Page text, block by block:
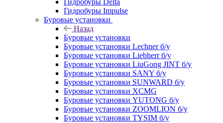
Гидробуры Delta
Гидробуры Impulse
Буровые установки
Назад
Буровые установки
Буровые установки Lechner б/у
Буровые установки Liebherr б/у
Буровые установки LiuGong JINT б/у
Буровые установки SANY б/у
Буровые установки SUNWARD б/у
Буровые установки XCMG
Буровые установки YUTONG б/у
Буровые установки ZOOMLION б/у
Буровые установки TYSIM б/у